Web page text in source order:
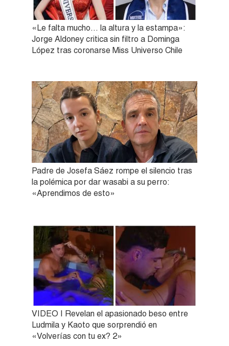
«Le falta mucho… la altura y la estampa»:
Jorge Aldoney critica sin filtro a Dominga
López tras coronarse Miss Universo Chile
Padre de Josefa Sáez rompe el silencio tras
la polémica por dar wasabi a su perro:
«Aprendimos de esto»
VIDEO | Revelan el apasionado beso entre
Ludmila y Kaoto que sorprendió en
«Volverías con tu ex? 2»